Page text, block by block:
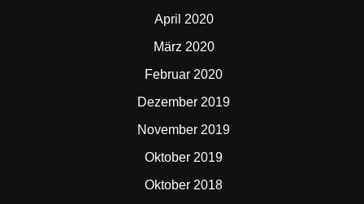
April 2020
März 2020
Februar 2020
Dezember 2019
November 2019
Oktober 2019
Oktober 2018